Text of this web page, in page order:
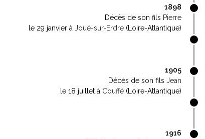
1898
Décès de son fils Pierre
le 29 janvier à Joué-sur-Erdre (Loire-Atlantique)
1905
Décès de son fils Jean
le 18 juillet à Couffé (Loire-Atlantique)
1916